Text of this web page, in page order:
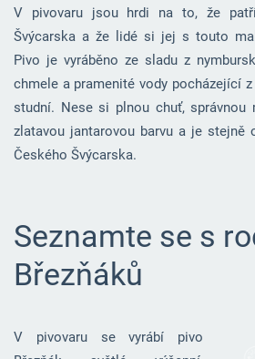
V pivovaru jsou hrdi na to, že
Švýcarska a že lidé si jej s touto
Pivo je vyráběno ze sladu z
chmele a pramenité vody pocházející
studní. Nese si plnou chuť, správnou
zlatavou jantarovou barvu a je stejně
Českého Švýcarska.
Seznamte se s
Březňáků
V pivovaru se vyrábí pivo